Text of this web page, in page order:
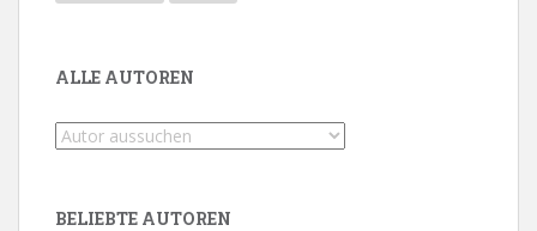
ALLE AUTOREN
BELIEBTE AUTOREN